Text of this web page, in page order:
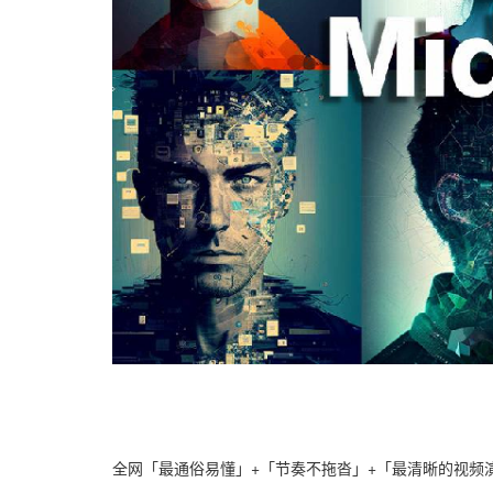
全网「最通俗易懂」+「节奏不拖沓」+「最清晰的视频